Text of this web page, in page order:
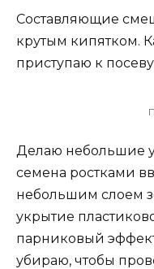
Составляющие
крутым кипятком.
приступаю к
Делаю небольшие
семена ростками
небольшим слоем
укрытие
парниковый
убираю, чтобы